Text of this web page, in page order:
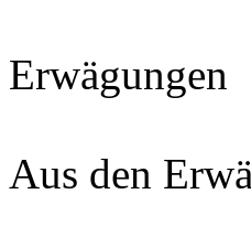
Erwägungen
Aus den